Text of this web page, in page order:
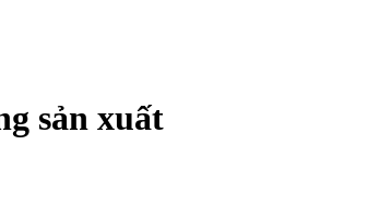
sản xuất